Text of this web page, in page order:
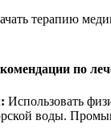
терапию
по
Использовать
воды.